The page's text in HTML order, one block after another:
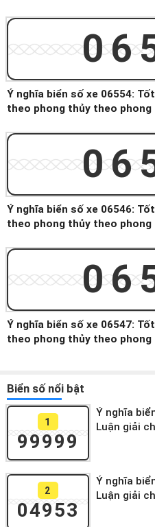
Ý nghĩa biển số xe 06554:
theo phong thủy theo
Ý nghĩa biển số xe 06546:
theo phong thủy theo
Ý nghĩa biển số xe 06547:
theo phong thủy theo
Biển số nổi bật
1
99999
Ý nghĩa
Luận giải
2
04953
Ý nghĩa
Luận giải